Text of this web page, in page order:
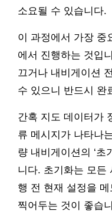
소요될 수 있습니다.
이 과정에서 가장 중
에서 진행하는 것입
끄거나 내비게이션
수 있으니 반드시 완
간혹 지도 데이터가
류 메시지가 나타나
량 내비게이션의 ‘초
니다. 초기화는 모든
행 전 현재 설정을
찍어두는 것이 좋습